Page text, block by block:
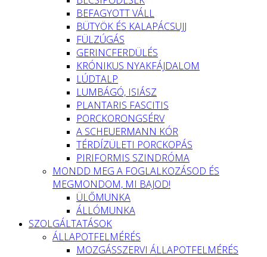
BEFAGYOTT VÁLL
BÜTYÖK ÉS KALAPÁCSUJJ
FÜLZÚGÁS
GERINCFERDÜLÉS
KRÓNIKUS NYAKFÁJDALOM
LÚDTALP
LUMBÁGÓ, ISIÁSZ
PLANTARIS FASCITIS
PORCKORONGSÉRV
A SCHEUERMANN KÓR
TÉRDÍZÜLETI PORCKOPÁS
PIRIFORMIS SZINDRÓMA
MONDD MEG A FOGLALKOZÁSOD ÉS
MEGMONDOM, MI BAJOD!
ÜLŐMUNKA
ÁLLÓMUNKA
SZOLGÁLTATÁSOK
ÁLLAPOTFELMÉRÉS
MOZGÁSSZERVI ÁLLAPOTFELMÉRÉS